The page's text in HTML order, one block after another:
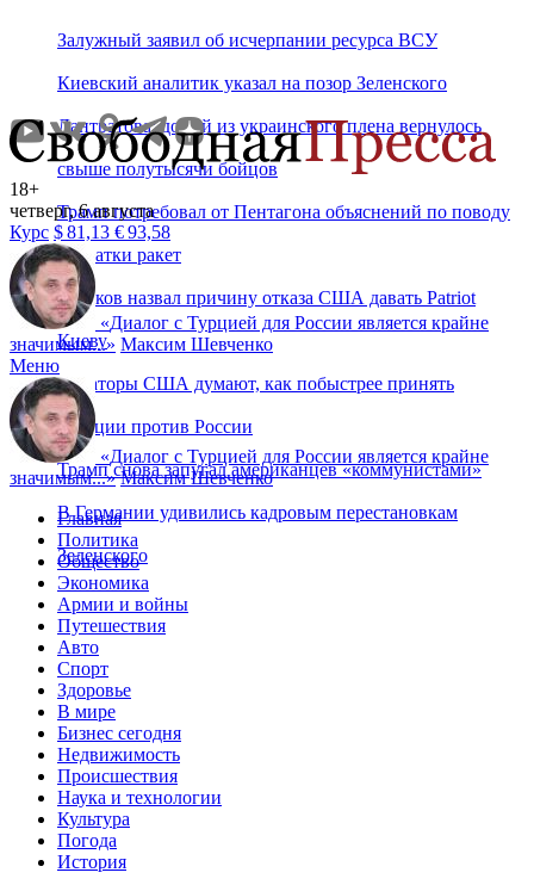
Залужный заявил об исчерпании ресурса ВСУ
Киевский аналитик указал на позор Зеленского
Лантратова: домой из украинского плена вернулось
свыше полутысячи бойцов
Трамп потребовал от Пентагона объяснений по поводу
нехватки ракет
Пушков назвал причину отказа США давать Patriot
Киеву
Сенаторы США думают, как побыстрее принять
санкции против России
Трамп снова запугал американцев «коммунистами»
В Германии удивились кадровым перестановкам
Зеленского
18+
четверг, 6 августа
Курс $81,13 €93,58
«Диалог с Турцией для России является крайне
значимым...» Максим Шевченко
Меню
«Диалог с Турцией для России является крайне
значимым...» Максим Шевченко
Главная
Политика
Общество
Экономика
Армии и войны
Путешествия
Авто
Спорт
Здоровье
В мире
Бизнес сегодня
Недвижимость
Происшествия
Наука и технологии
Культура
Погода
История